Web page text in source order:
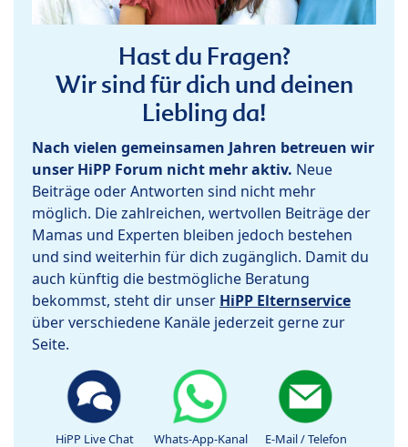
Hast du Fragen?
Wir sind für dich und deinen
Liebling da!
Nach vielen gemeinsamen Jahren betreuen wir
unser HiPP Forum nicht mehr aktiv. Neue
Beiträge oder Antworten sind nicht mehr
möglich. Die zahlreichen, wertvollen Beiträge der
Mamas und Experten bleiben jedoch bestehen
und sind weiterhin für dich zugänglich. Damit du
auch künftig die bestmögliche Beratung
bekommst, steht dir unser HiPP Elternservice
über verschiedene Kanäle jederzeit gerne zur
Seite.
HiPP Live Chat Whats-App-Kanal E-Mail / Telefon